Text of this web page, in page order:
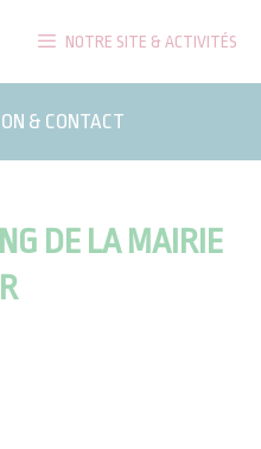
NOTRE SITE & ACTIVITÉS
& CONTACT
DE LA MAIRIE